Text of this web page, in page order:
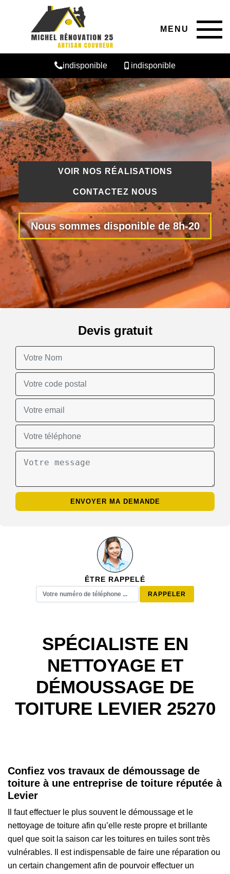
MENU
indisponible indisponible
VOIR NOS RÉALISATIONS
CONTACTEZ NOUS
Nous sommes disponible de 8h-20
Devis gratuit
ÊTRE RAPPELÉ
SPÉCIALISTE EN
NETTOYAGE ET
DÉMOUSSAGE DE
TOITURE LEVIER 25270
Confiez vos travaux de démoussage de
toiture à une entreprise de toiture réputée à
Levier
Il faut effectuer le plus souvent le démoussage et le
nettoyage de toiture afin qu’elle reste propre et brillante
quel que soit la saison car les toitures en tuiles sont très
vulnérables. Il est indispensable de faire une réparation ou
un certain changement afin de pourvoir effectuer un